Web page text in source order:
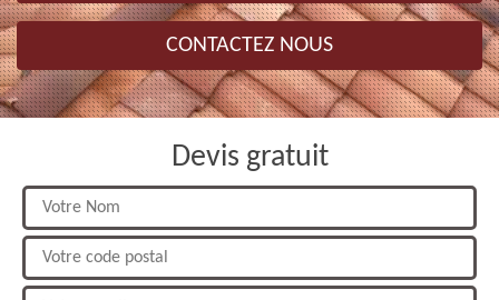
CONTACTEZ NOUS
Devis gratuit